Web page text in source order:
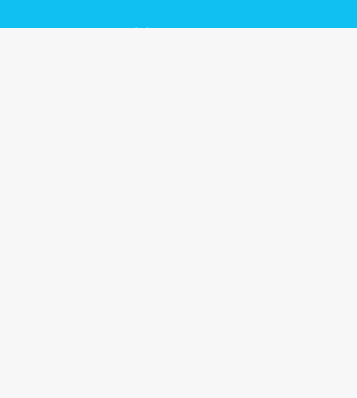
Alivia Onkomapa